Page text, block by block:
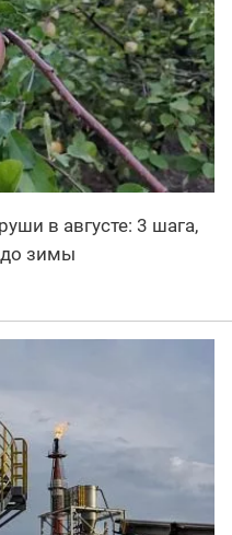
в августе: 3 шага,
до зимы